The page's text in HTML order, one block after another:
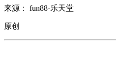
来源： fun88·乐天堂
原创